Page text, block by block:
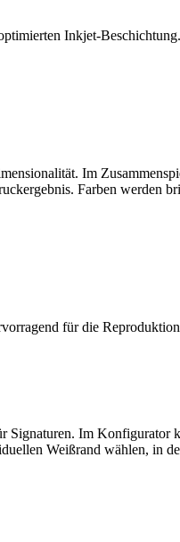
Inkjet-
Im
Farben werden
für die
Im Konfigurator
Weißrand wählen, in